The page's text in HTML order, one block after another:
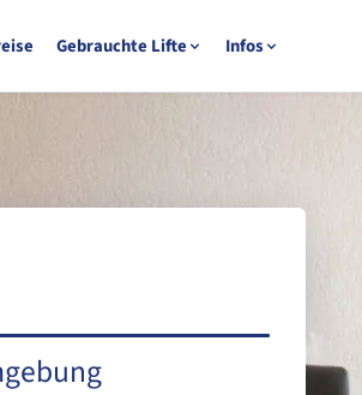
Gebrauchte Lifte Infos